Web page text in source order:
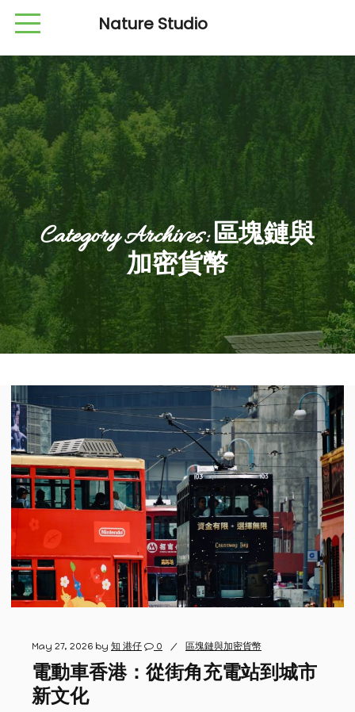
Nature Studio
Category Archives:區塊鏈與
加密貨幣
May 27, 2026 by 知 港仔 0 區塊鏈與加密貨幣
電動車香港：從街角充電站到城市
新文化